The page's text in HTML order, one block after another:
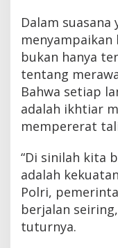
Dalam suasana
bukan hanya
tentang
Bahwa setiap
adalah ikhtiar
mempererat
“Di sinilah kita
adalah
Polri,
berjalan
tuturnya.